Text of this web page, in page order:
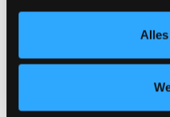
Is microcement krasvast?
Ja, PUUR! Concrete
krasvast. Ideaal voor